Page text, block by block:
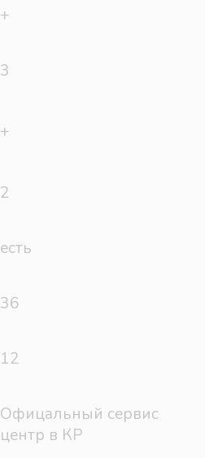
+
3
+
2
есть
36
12
Офицальный сервис
центр в КР